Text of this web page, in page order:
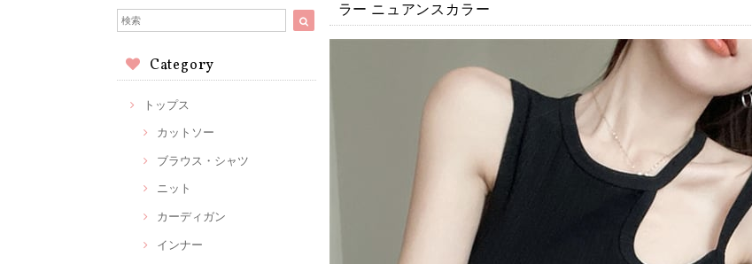
Category
トップス
カットソー
ブラウス・シャツ
ニット
カーディガン
インナー
ラー ニュアンスカラー